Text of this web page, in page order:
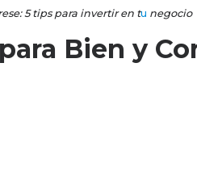
5 tips para invertir en tu negocio
Bien y